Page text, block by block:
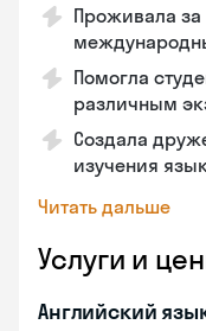
Проживала за
Помогла
различным
Создала
изучения
Читать дальше
Услуги и
Английский